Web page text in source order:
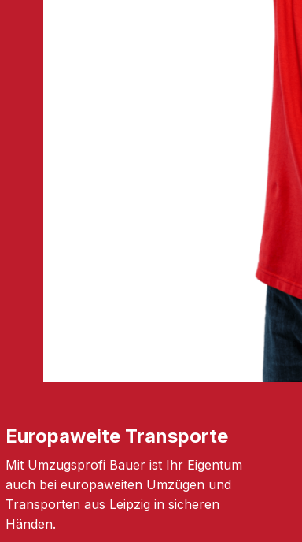
Europaweite Transporte
Mit Umzugsprofi Bauer ist Ihr Eigentum
auch bei europaweiten Umzügen und
Transporten aus Leipzig in sicheren
Händen.